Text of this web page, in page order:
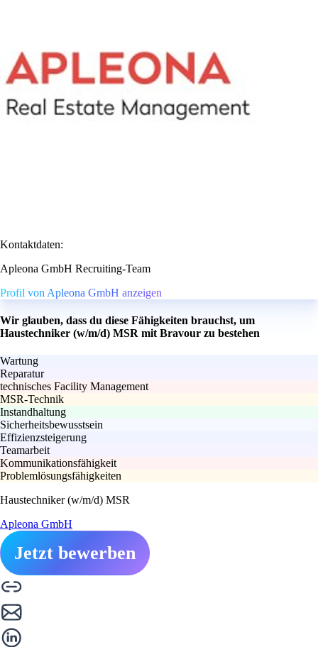
Kontaktdaten:
Apleona GmbH Recruiting-Team
Profil von Apleona GmbH anzeigen
Wir glauben, dass du diese Fähigkeiten brauchst, um
Haustechniker (w/m/d) MSR mit Bravour zu bestehen
Wartung
Reparatur
technisches Facility Management
MSR-Technik
Instandhaltung
Sicherheitsbewusstsein
Effizienzsteigerung
Teamarbeit
Kommunikationsfähigkeit
Problemlösungsfähigkeiten
Haustechniker (w/m/d) MSR
Apleona GmbH
Jetzt bewerben